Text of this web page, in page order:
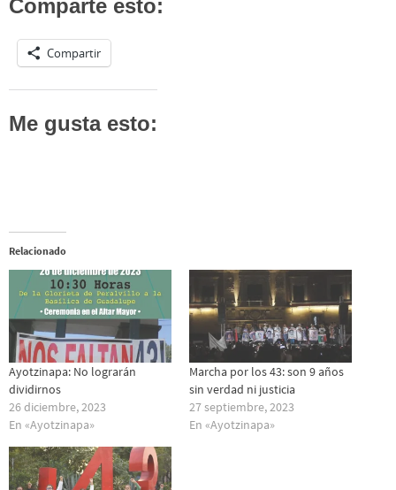
Comparte esto:
Compartir
Me gusta esto:
Relacionado
Ayotzinapa: No lograrán
dividirnos
26 diciembre, 2023
En «Ayotzinapa»
Marcha por los 43: son 9 años
sin verdad ni justicia
27 septiembre, 2023
En «Ayotzinapa»